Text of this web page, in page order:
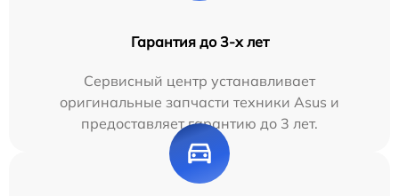
Гарантия до 3-х лет
Сервисный центр устанавливает
оригинальные запчасти техники Asus и
предоставляет гарантию до 3 лет.